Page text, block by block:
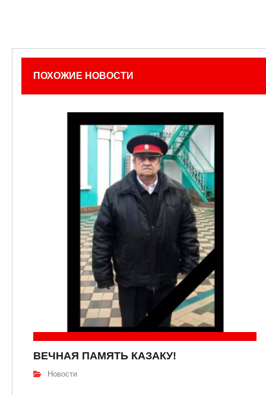
ПОХОЖИЕ НОВОСТИ
ВЕЧНАЯ ПАМЯТЬ КАЗАКУ!
Новости